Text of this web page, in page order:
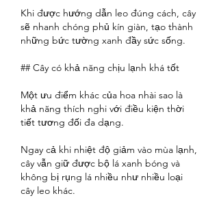
Khi được hướng dẫn leo đúng cách, cây
sẽ nhanh chóng phủ kín giàn, tạo thành
những bức tường xanh đầy sức sống.
## Cây có khả năng chịu lạnh khá tốt
Một ưu điểm khác của hoa nhài sao là
khả năng thích nghi với điều kiện thời
tiết tương đối đa dạng.
Ngay cả khi nhiệt độ giảm vào mùa lạnh,
cây vẫn giữ được bộ lá xanh bóng và
không bị rụng lá nhiều như nhiều loại
cây leo khác.